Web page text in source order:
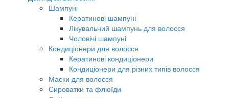
Шампуні
Кератинові шампуні
Лікувальний шампунь для волосся
Чоловічі шампуні
Кондиціонери для волосся
Кератинові кондиціонери
Кондиціонери для різних типів волосся
Маски для волосся
Сироватки та флюїди